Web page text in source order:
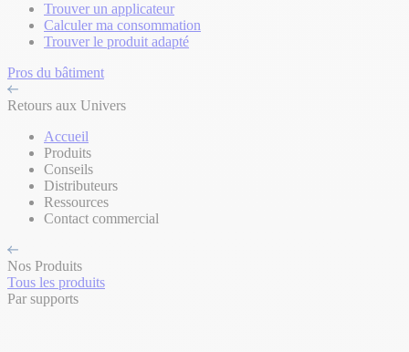
Trouver un applicateur
Calculer ma consommation
Trouver le produit adapté
Pros du bâtiment
Retours aux Univers
Accueil
Produits
Conseils
Distributeurs
Ressources
Contact commercial
Nos Produits
Tous les produits
Par supports